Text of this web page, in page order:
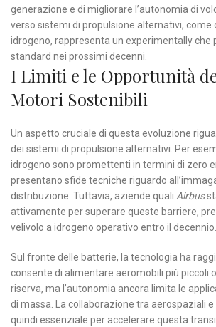
generazione e di migliorare l’autonomia di
verso sistemi di propulsione alternativi, come
idrogeno, rappresenta un experimentally che
standard nei prossimi decenni.
I Limiti e le Opportunità
Motori Sostenibili
Un aspetto cruciale di questa evoluzione
dei sistemi di propulsione alternativi. Per
idrogeno sono promettenti in termini di zero
presentano sfide tecniche riguardo
distribuzione. Tuttavia, aziende quali Airbus
attivamente per superare queste barriere,
velivolo a idrogeno operativo entro il decennio.
Sul fronte delle batterie, la tecnologia ha
consente di alimentare aeromobili più piccoli
riserva, ma l’autonomia ancora limita le
di massa. La collaborazione tra aerospaziali
quindi essenziale per accelerare questa